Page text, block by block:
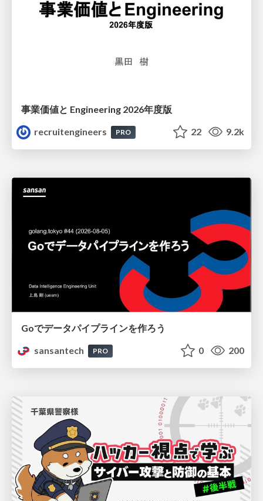
事業価値と Engineering 2026年度版
recruitengineers
PRO 22 9.2k
Goでデータパイプラインを作ろう
sansantech
PRO 0 200